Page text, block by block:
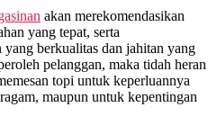
akan merekomendasikan
yang tepat, serta
berkualitas dan jahitan yang
pelanggan, maka tidah heran
topi untuk keperluannya
maupun untuk kepentingan